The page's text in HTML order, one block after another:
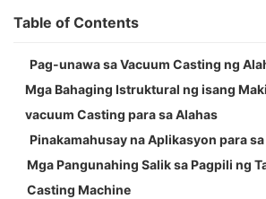
Table of Contents
Pag-unawa sa Vacuum Casting ng
Mga Bahaging Istruktural ng isang
vacuum Casting para sa Alahas
Pinakamahusay na Aplikasyon para
Mga Pangunahing Salik sa Pagpili ng
Casting Machine